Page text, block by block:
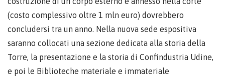
(costo complessivo oltre 1 mln euro) dovrebbero
concludersi tra un anno. Nella nuova sede espositiva
saranno collocati una sezione dedicata alla storia della
Torre, la presentazione e la storia di Confindustria Udine,
e poi le Biblioteche materiale e immateriale